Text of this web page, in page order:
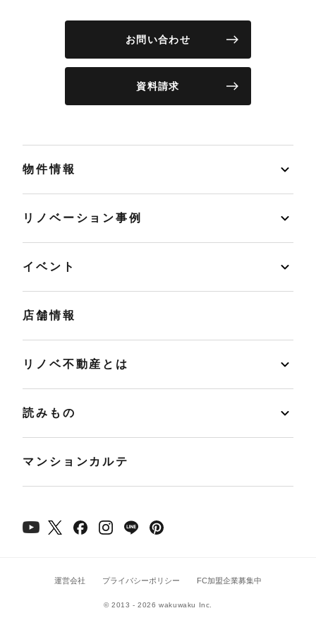
お問い合わせ
資料請求
物件情報
リノベーション事例
イベント
店舗情報
リノベ不動産とは
読みもの
マンションカルテ
© 2013 - 2026 wakuwaku Inc.
運営会社 プライバシーポリシー FC加盟企業募集中